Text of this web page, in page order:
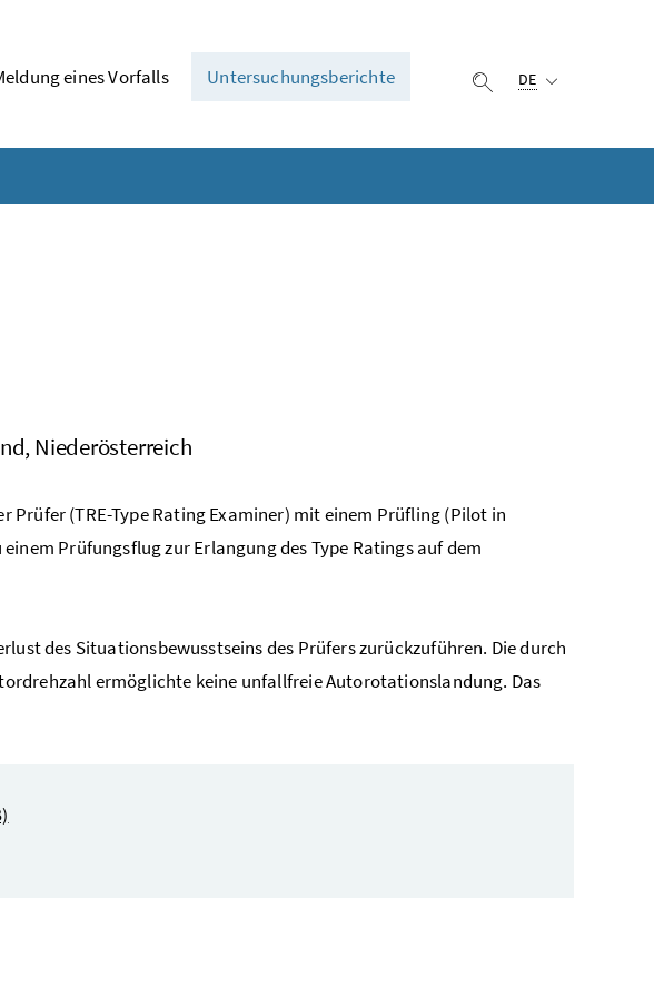
eines Vorfalls Untersuchungsberichte Suche einblenden
DE
Niederösterreich
Prüfer (TRE-TypeRating Examiner) mit einem Prüfling (Pilot in
einem Prüfungsflug zur Erlangung desType Ratingsauf dem
des Situationsbewusstseins des Prüfers zurückzuführen. Die durch
ermöglichte keine unfallfreie Autorotationslandung. Das